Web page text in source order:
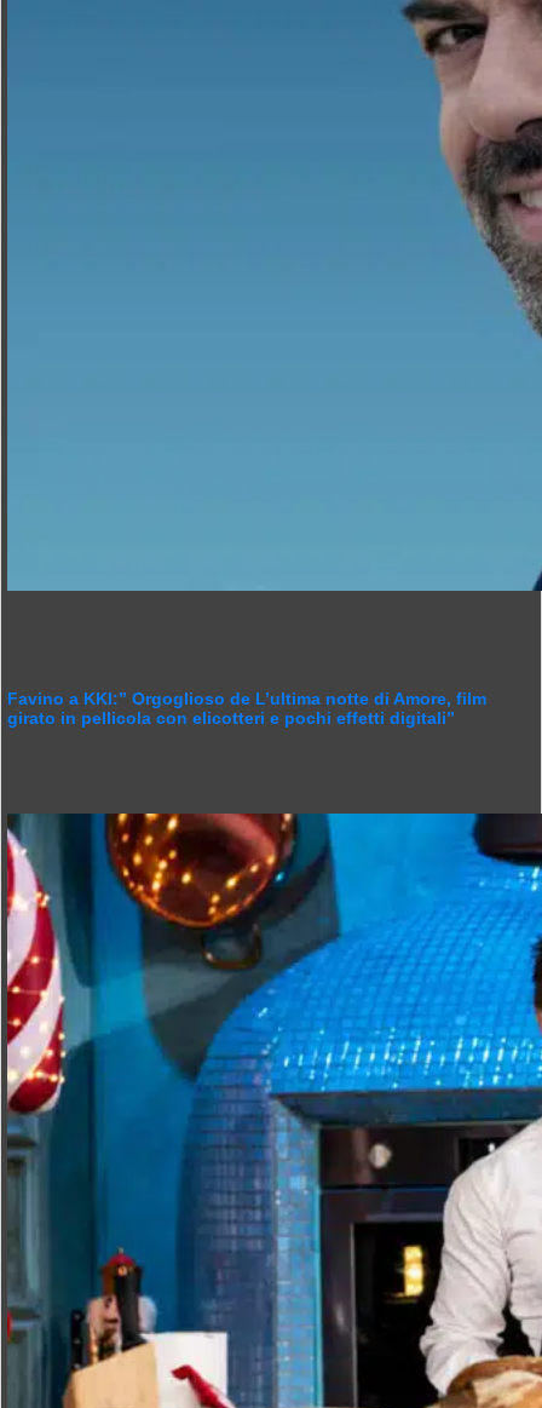
Favino a KKI:” Orgoglioso de L’ultima notte di Amore, film
girato in pellicola con elicotteri e pochi effetti digitali”